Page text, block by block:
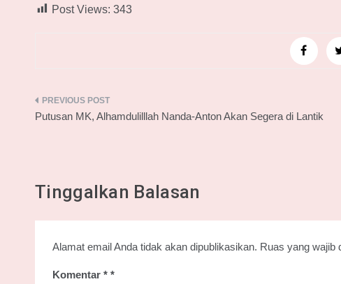
Post Views: 343
Navigasi
Putusan MK, Alhamdulilllah Nanda-Anton Akan Segera di Lantik
Tinggalkan Balasan
Alamat email Anda tidak akan dipublikasikan. Ruas yang wajib
Komentar *